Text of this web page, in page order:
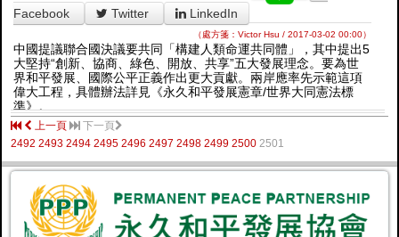
Facebook Twitter LinkedIn
（處方箋：Victor Hsu / 2017-03-02 00:00）
中國提議聯合國決議要共同「構建人類命運共同體」，其中提出5
大堅持“創新、協商、綠色、開放、共享”五大發展理念。要為世
界和平發展、國際公平正義作出更大貢獻。兩岸應率先示範這項
偉大工程，具體辦法詳見《永久和平發展憲章/世界大同憲法標
準》。
上一頁
下一頁
2492 2493 2494 2495 2496 2497 2498 2499 2500 2501